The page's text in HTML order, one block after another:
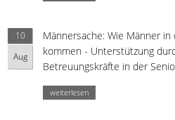
10
Aug
Männersache: Wie Männer
kommen - Unterstützung
Betreuungskräfte in der
weiterlesen